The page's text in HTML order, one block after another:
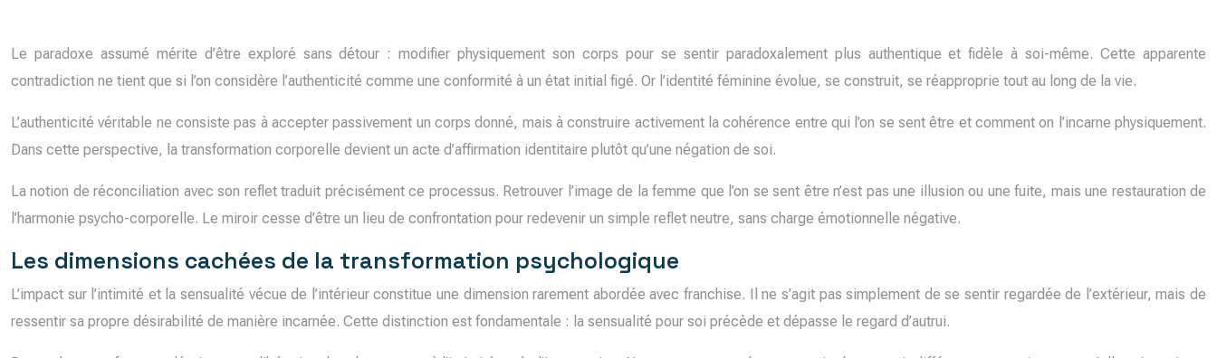
Le paradoxe assumé mérite d’être exploré sans détour : modifier physiquement son corps pour se sentir paradoxalement plus authentique et fidèle à soi-même. Cette apparente
contradiction ne tient que si l’on considère l’authenticité comme une conformité à un état initial figé. Or l’identité féminine évolue, se construit, se réapproprie tout au long de la vie.
L’authenticité véritable ne consiste pas à accepter passivement un corps donné, mais à construire activement la cohérence entre qui l’on se sent être et comment on l’incarne physiquement.
Dans cette perspective, la transformation corporelle devient un acte d’affirmation identitaire plutôt qu’une négation de soi.
La notion de réconciliation avec son reflet traduit précisément ce processus. Retrouver l’image de la femme que l’on se sent être n’est pas une illusion ou une fuite, mais une restauration de
l’harmonie psycho-corporelle. Le miroir cesse d’être un lieu de confrontation pour redevenir un simple reflet neutre, sans charge émotionnelle négative.
Les dimensions cachées de la transformation psychologique
L’impact sur l’intimité et la sensualité vécue de l’intérieur constitue une dimension rarement abordée avec franchise. Il ne s’agit pas simplement de se sentir regardée de l’extérieur, mais de
ressentir sa propre désirabilité de manière incarnée. Cette distinction est fondamentale : la sensualité pour soi précède et dépasse le regard d’autrui.